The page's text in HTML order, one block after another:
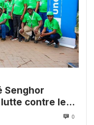
Senghor
contre les
0